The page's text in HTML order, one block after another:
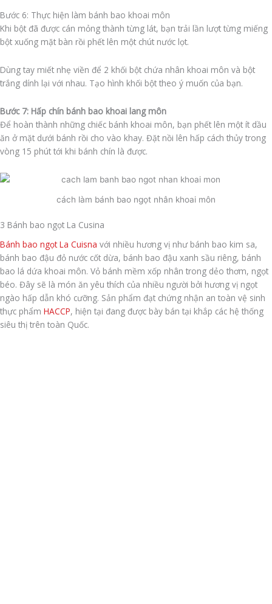
Bước 6: Thực hiện làm bánh bao khoai môn
Khi bột đã được cán mỏng thành từng lát, bạn trải lần lượt từng miếng
bột xuống mặt bàn rồi phết lên một chút nước lọt.
Dùng tay miết nhẹ viền để 2 khối bột chứa nhân khoai môn và bột
trắng dính lại với nhau. Tạo hình khối bột theo ý muốn của bạn.
Bước 7: Hấp chín bánh bao khoai lang môn
Để hoàn thành những chiếc bánh khoai môn, bạn phết lên một ít dầu
ăn ở mặt dưới bánh rồi cho vào khay. Đặt nồi lên hấp cách thủy trong
vòng 15 phút tới khi bánh chín là được.
cách làm bánh bao ngọt nhân khoai môn
3 Bánh bao ngọt La Cusina
Bánh bao ngọt La Cuisna với nhiều hương vị như bánh bao kim sa,
bánh bao đậu đỏ nước cốt dừa, bánh bao đậu xanh sầu riêng, bánh
bao lá dứa khoai môn. Vỏ bánh mềm xốp nhân trong dẻo thơm, ngọt
béo. Đây sẽ là món ăn yêu thích của nhiều người bởi hương vị ngọt
ngào hấp dẫn khó cưỡng. Sản phẩm đạt chứng nhận an toàn vệ sinh
thực phẩm HACCP, hiện tại đang được bày bán tại khắp các hệ thống
siêu thị trên toàn Quốc.